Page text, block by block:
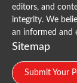
editors, and
integrity. We
an informed and
Sitemap
Submit Your